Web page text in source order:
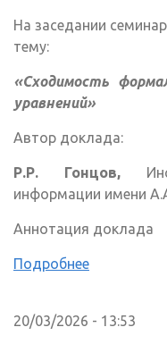
На заседании
тему:
«Сходимость
уравнений»
Автор доклада:
Р.Р. Гонцов,
информации имени
Аннотация доклада
Подробнее
20/03/2026 - 13:53